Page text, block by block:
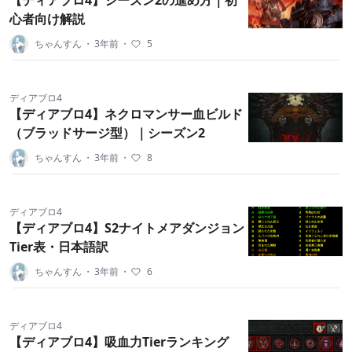
心者向け解説
ちゃんすん ・ 3年前 ・ 5
ディアブロ4
【ディアブロ4】ネクロマンサー血ビルド
（ブラッドサージ型）｜シーズン2
ちゃんすん ・ 3年前 ・ 8
ディアブロ4
【ディアブロ4】S2ナイトメアダンジョン
Tier表・日本語訳
ちゃんすん ・ 3年前 ・ 6
ディアブロ4
【ディアブロ4】吸血力Tierランキング